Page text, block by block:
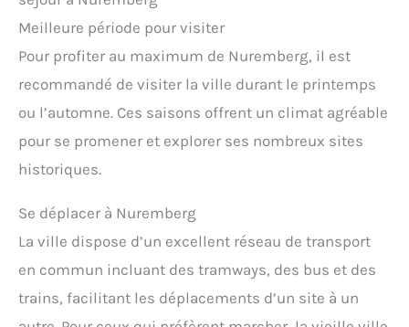
Meilleure période pour visiter
Pour profiter au maximum de Nuremberg, il est
recommandé de visiter la ville durant le printemps
ou l’automne. Ces saisons offrent un climat agréable
pour se promener et explorer ses nombreux sites
historiques.
Se déplacer à Nuremberg
La ville dispose d’un excellent réseau de transport
en commun incluant des tramways, des bus et des
trains, facilitant les déplacements d’un site à un